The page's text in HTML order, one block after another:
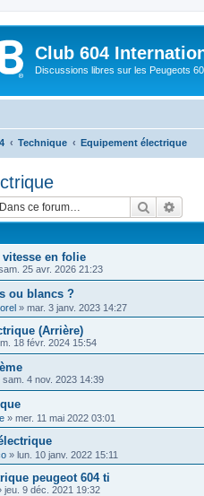
Club 604
Discussions libres sur les Peugeots
Technique Equipement électrique
Rechercher
en folie
25 avr. 2026 21:23
ou blancs ?
» mar. 3 janv. 2023 14:27
(Arrière)
18 févr. 2024 15:54
sam. 4 nov. 2023 14:39
» mer. 11 mai 2022 03:01
» lun. 10 janv. 2022 15:11
peugeot 604 ti
jeu. 9 déc. 2021 19:32